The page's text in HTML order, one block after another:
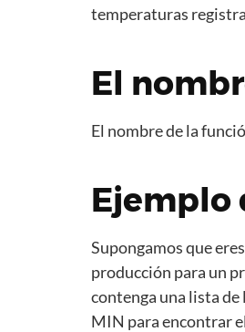
temperaturas
El
El nombre de la
Ejemplo
Supongamos que
producción para un
contenga una lista
MIN para encontrar